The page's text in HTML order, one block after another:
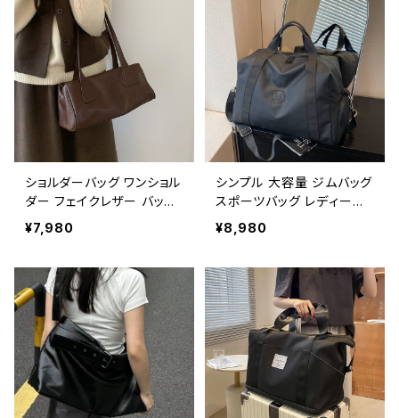
リー 旅行 海外 春夏 秋冬
人気 定番 おしゃれ 3色展
開 K-B0184
B0190
ショルダーバッグ ワンショル
ダー フェイクレザー バッグ
レディース 韓国 シンプル
大人可愛い ブラック ダーク
け 2色展開 K-B0211
¥7,980
シンプル 大容量 ジムバッグ
スポーツバッグ レディース
メンズ トラベルバッグ 肩掛
け 軽量 多収納 マザーズバ
秋冬 おしゃれ 人気 5色展
開 K-B0186
¥8,980